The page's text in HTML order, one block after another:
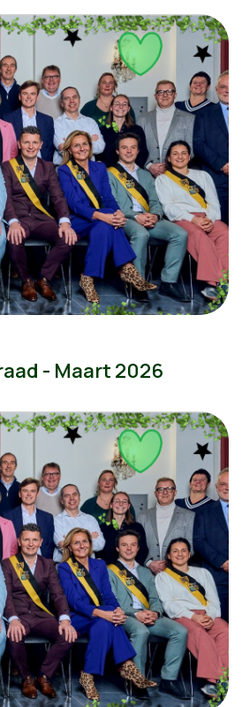
- Maart 2026